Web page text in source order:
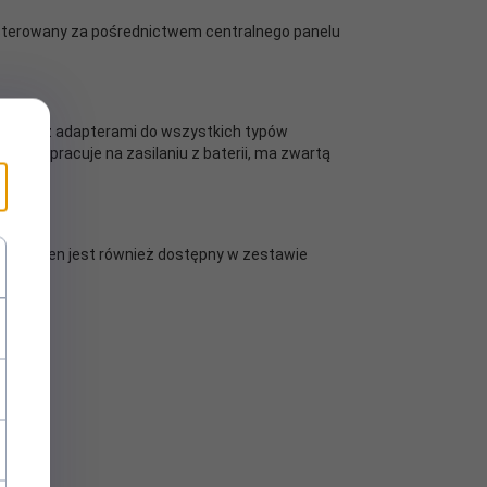
za pośrednictwem centralnego panelu
z adapterami do wszystkich typów
pracuje na zasilaniu z baterii, ma zwartą
ten jest również dostępny w zestawie